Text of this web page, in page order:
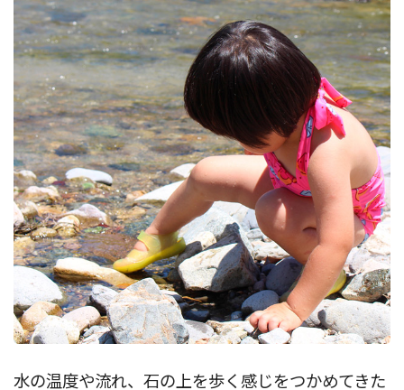
水の温度や流れ、石の上を歩く感じをつかめてきた